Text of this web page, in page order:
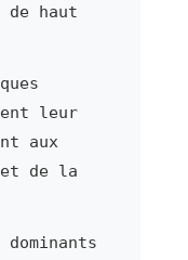
de haut
leur
aux
de la